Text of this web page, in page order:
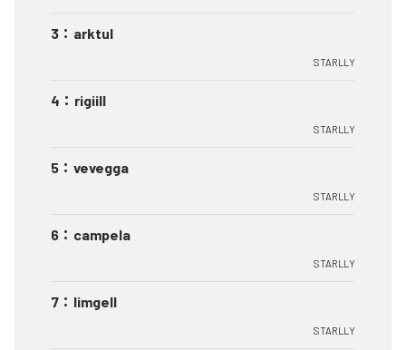
3 ： arktul
STARLLY
4 ： rigiill
STARLLY
5 ： vevegga
STARLLY
6 ： campela
STARLLY
7 ： limgell
STARLLY